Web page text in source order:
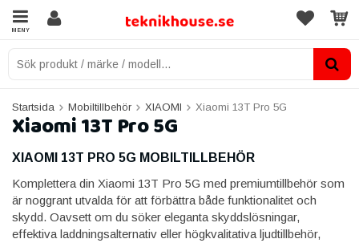
MENY
Startsida Mobiltillbehör XIAOMI Xiaomi 13T Pro 5G
Xiaomi 13T Pro 5G
XIAOMI 13T PRO 5G MOBILTILLBEHÖR
Komplettera din Xiaomi 13T Pro 5G med premiumtillbehör som
är noggrant utvalda för att förbättra både funktionalitet och
skydd. Oavsett om du söker eleganta skyddslösningar,
effektiva laddningsalternativ eller högkvalitativa ljudtillbehör,